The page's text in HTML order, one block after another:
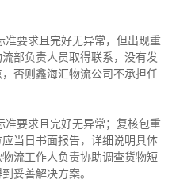
准要求且完好无异常，但出现重
部负责人员取得联系，没有发
否则鑫海汇物流公司不承担任
准要求且完好无异常；复核包重
当日书面报告，详细说明具体
流工作人负责协助调查货物短
妥善解决方案。